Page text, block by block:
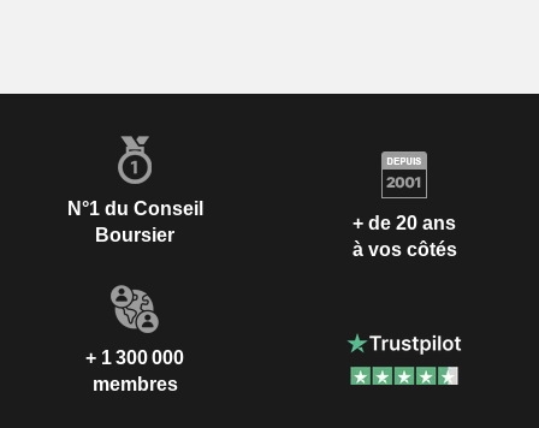
N°1 du Conseil
Boursier
+ de 20 ans
à vos côtés
+ 1 300 000
membres